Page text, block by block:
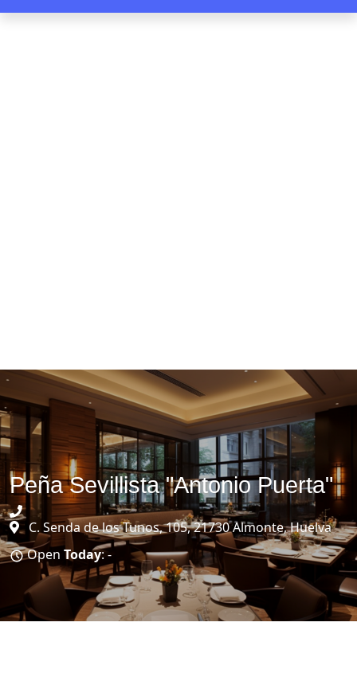
Peña Sevillista "Antonio Puerta"
C. Senda de los Tunos, 105, 21730 Almonte, Huelva
Open Today: -